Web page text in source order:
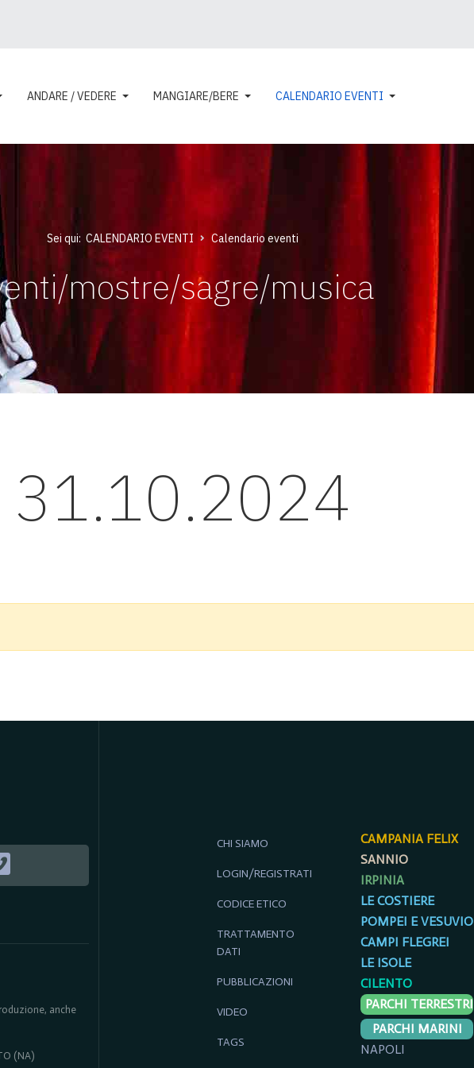
ANDARE / VEDERE MANGIARE/BERE CALENDARIO EVENTI
Sei qui: CALENDARIO EVENTI Calendario eventi
mostre/sagre/musica
31.10.2024
anche
(NA)
CHI SIAMO
LOGIN/REGISTRATI
CODICE ETICO
TRATTAMENTO
DATI
PUBBLICAZIONI
VIDEO
TAGS
CAMPANIA FELIX
SANNIO
IRPINIA
LE COSTIERE
POMPEI E VESUVIO
CAMPI FLEGREI
LE ISOLE
CILENTO
PARCHI TERRESTRI
PARCHI MARINI
NAPOLI